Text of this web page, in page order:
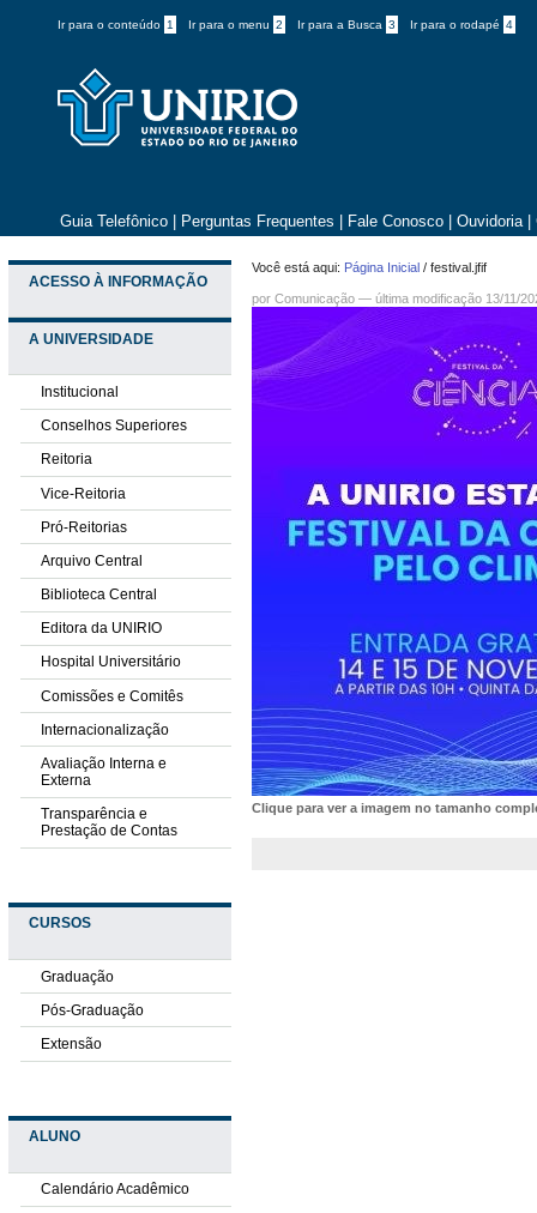
Ir para o conteúdo 1 Ir para o menu 2 Ir para a Busca 3 Ir para o rodapé 4
Guia Telefônico Perguntas Frequentes Fale Conosco Ouvidoria
ACESSO À INFORMAÇÃO
A UNIVERSIDADE
Institucional
Conselhos Superiores
Reitoria
Vice-Reitoria
Pró-Reitorias
Arquivo Central
Biblioteca Central
Editora da UNIRIO
Hospital Universitário
Comissões e Comitês
Internacionalização
Avaliação Interna e
Externa
Transparência e
Prestação de Contas
CURSOS
Graduação
Pós-Graduação
Extensão
ALUNO
Calendário Acadêmico
Você está aqui: Página Inicial /festival.jfif
porComunicação —última modificação 13/11/
Clique para ver a imagem no tamanho